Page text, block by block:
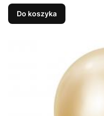
Do koszyka